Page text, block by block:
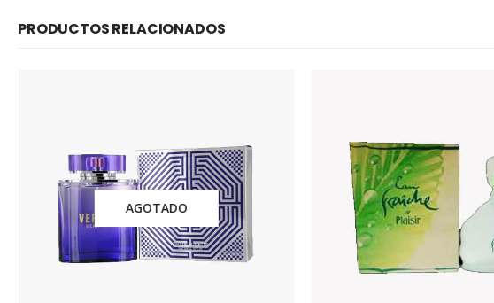
PRODUCTOS RELACIONADOS
AGOTADO